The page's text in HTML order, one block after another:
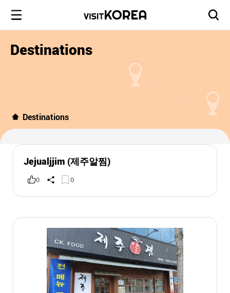
Destinations
Destinations
Jejualjjim (제주알찜)
0 0